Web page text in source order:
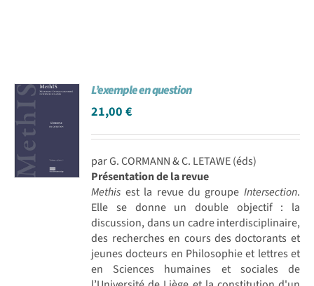
L’exemple en question
21,00€
par G. CORMANN & C. LETAWE (éds)
Présentation de la revue
Methis est la revue du groupe Intersection.
Elle se donne un double objectif : la
discussion, dans un cadre interdisciplinaire,
des recherches en cours des doctorants et
jeunes docteurs en Philosophie et lettres et
en Sciences humaines et sociales de